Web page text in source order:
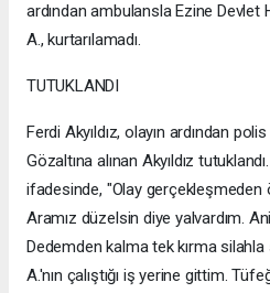
ardından ambulansla Ezine Devlet
A., kurtarılamadı.
TUTUKLANDI
Ferdi Akyıldız, olayın ardından
Gözaltına alınan Akyıldız
ifadesinde, "Olay gerçekleşmeden
Aramız düzelsin diye yalvardım.
Dedemden kalma tek kırma silahla
A.'nın çalıştığı iş yerine gittim.